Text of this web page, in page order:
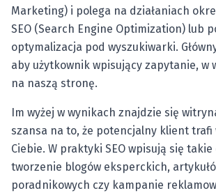
Marketing) i polega na działaniach
SEO (Search Engine Optimization) lub
optymalizacja pod wyszukiwarki.
aby użytkownik wpisujący zapytanie, w
na naszą stronę.
Im wyżej w wynikach znajdzie się
szansa na to, że potencjalny klient trafi
Ciebie. W praktyki SEO wpisują się
tworzenie blogów eksperckich,
poradnikowych czy kampanie